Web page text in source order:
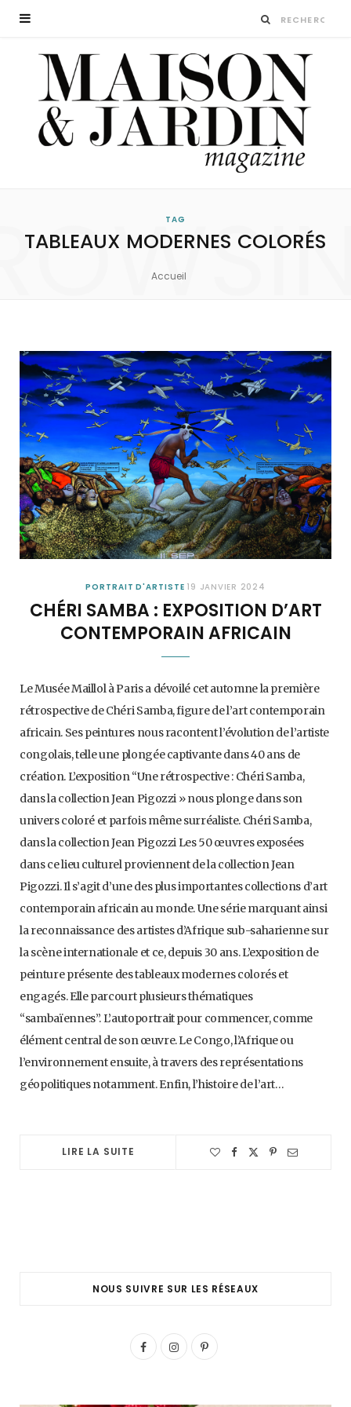
TAG
TABLEAUX MODERNES COLORÉS
Accueil
PORTRAIT D'ARTISTE 19 JANVIER 2024
CHÉRI SAMBA : EXPOSITION D’ART
CONTEMPORAIN AFRICAIN
Le Musée Maillol à Paris a dévoilé cet automne la première
rétrospective de Chéri Samba, figure de l’art contemporain
africain. Ses peintures nous racontent l’évolution de l’artiste
congolais, telle une plongée captivante dans 40 ans de
création. L’exposition “Une rétrospective : Chéri Samba,
dans la collection Jean Pigozzi » nous plonge dans son
univers coloré et parfois même surréaliste. Chéri Samba,
dans la collection Jean Pigozzi Les 50 œuvres exposées
dans ce lieu culturel proviennent de la collection Jean
Pigozzi. Il s’agit d’une des plus importantes collections d’art
contemporain africain au monde. Une série marquant ainsi
la reconnaissance des artistes d’Afrique sub-saharienne sur
la scène internationale et ce, depuis 30 ans. L’exposition de
peinture présente des tableaux modernes colorés et
engagés. Elle parcourt plusieurs thématiques
“sambaïennes”. L’autoportrait pour commencer, comme
élément central de son œuvre. Le Congo, l’Afrique ou
l’environnement ensuite, à travers des représentations
géopolitiques notamment. Enfin, l’histoire de l’art…
LIRE LA SUITE
NOUS SUIVRE SUR LES RÉSEAUX
F
I
P